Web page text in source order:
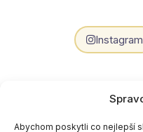
Abychom poskytli co nejlepší
Instagram
LinkedIn